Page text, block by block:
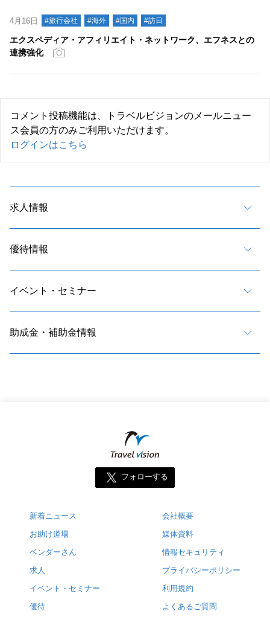
4月16日 #旅行会社 #海外 #国内 #訪日
エクスペディア・アフィリエイト・ネットワーク、エフネスとの
連携強化
コメント投稿機能は、トラベルビジョンのメールニュー
ス会員の方のみご利用いただけます。
ログインはこちら
求人情報
優待情報
イベント・セミナー
助成金・補助金情報
フォローする
新着ニュース
お助け道場
ベンダーさん
求人
イベント・セミナー
優待
会社概要
媒体資料
情報セキュリティ
プライバシーポリシー
利用規約
よくあるご質問